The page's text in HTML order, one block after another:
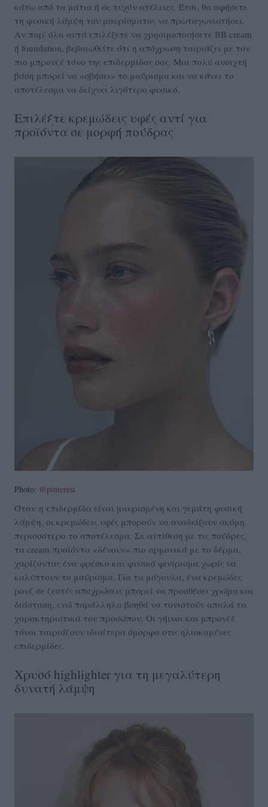
κάτω από τα μάτια ή σε τυχόν ατέλειες. Έτσι, θα αφήσετε
τη φυσική λάμψη του μαυρίσματος να πρωταγωνιστήσει.
Αν παρ' όλα αυτά επιλέξετε να χρησιμοποιήσετε BB cream
ή foundation, βεβαιωθείτε ότι η απόχρωση ταιριάζει με τον
πιο μπρονζέ τόνο της επιδερμίδας σας. Μια πολύ ανοιχτή
βάση μπορεί να «σβήσει» το μαύρισμα και να κάνει το
αποτέλεσμα να δείχνει λιγότερο φυσικό.
Επιλέξτε κρεμώδεις υφές αντί για
προϊόντα σε μορφή πούδρας
Photo: @pinterest
Όταν η επιδερμίδα είναι μαυρισμένη και γεμάτη φυσική
λάμψη, οι κρεμώδεις υφές μπορούν να αναδείξουν ακόμη
περισσότερο το αποτέλεσμα. Σε αντίθεση με τις πούδρες,
τα cream προϊόντα «δένουν» πιο αρμονικά με το δέρμα,
χαρίζοντας ένα φρέσκο και φυσικό φινίρισμα χωρίς να
καλύπτουν το μαύρισμα. Για τα μάγουλα, ένα κρεμώδες
ρουζ σε ζεστές αποχρώσεις μπορεί να προσθέσει χρώμα και
διάσταση, ενώ παράλληλα βοηθά να τονιστούν απαλά τα
χαρακτηριστικά του προσώπου. Οι γήινοι και μπρονζέ
τόνοι ταιριάζουν ιδιαίτερα όμορφα στις ηλιοκαμένες
επιδερμίδες.
Χρυσό highlighter για τη μεγαλύτερη
δυνατή λάμψη